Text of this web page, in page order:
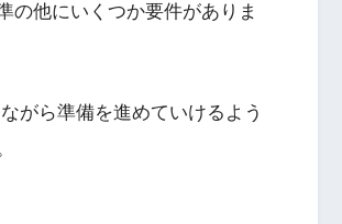
の他にいくつか要件がありま
がら準備を進めていけるよう